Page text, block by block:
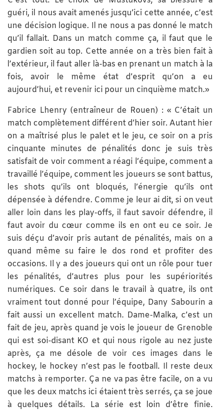
guéri, il nous avait amenés jusqu’ici cette année, c’est
une décision logique. Il ne nous a pas donné le match
qu’il fallait. Dans un match comme ça, il faut que le
gardien soit au top. Cette année on a très bien fait à
l’extérieur, il faut aller là-bas en prenant un match à la
fois, avoir le même état d’esprit qu’on a eu
aujourd’hui, et revenir ici pour un cinquième match.»
Fabrice Lhenry (entraîneur de Rouen) : « C’était un
match complètement différent d’hier soir. Autant hier
on a maîtrisé plus le palet et le jeu, ce soir on a pris
cinquante minutes de pénalités donc je suis très
satisfait de voir comment a réagi l’équipe, comment a
travaillé l’équipe, comment les joueurs se sont battus,
les shots qu’ils ont bloqués, l’énergie qu’ils ont
dépensée à défendre. Comme je leur ai dit, si on veut
aller loin dans les play-offs, il faut savoir défendre, il
faut avoir du cœur comme ils en ont eu ce soir. Je
suis déçu d’avoir pris autant de pénalités, mais on a
quand même su faire le dos rond et profiter des
occasions. Il y a des joueurs qui ont un rôle pour tuer
les pénalités, d’autres plus pour les supériorités
numériques. Ce soir dans le travail à quatre, ils ont
vraiment tout donné pour l’équipe, Dany Sabourin a
fait aussi un excellent match. Dame-Malka, c’est un
fait de jeu, après quand je vois le joueur de Grenoble
qui est soi-disant KO et qui nous rigole au nez juste
après, ça me désole de voir ces images dans le
hockey, le hockey n’est pas le football. Il reste deux
matchs à remporter. Ça ne va pas être facile, on a vu
que les deux matchs ici étaient très serrés, ça se joue
à quelques détails. La série est loin d’être finie.